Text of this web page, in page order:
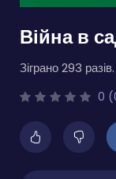
Війна в
Зіграно 293 разів.
0